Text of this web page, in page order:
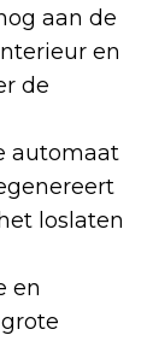
aan de
en
de
automaat
loslaten
en